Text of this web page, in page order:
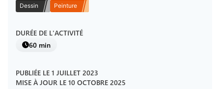
Dessin Peinture
DURÉE DE L'ACTIVITÉ
60 min
PUBLIÉE LE 1 JUILLET 2023
MISE À JOUR LE 10 OCTOBRE 2025